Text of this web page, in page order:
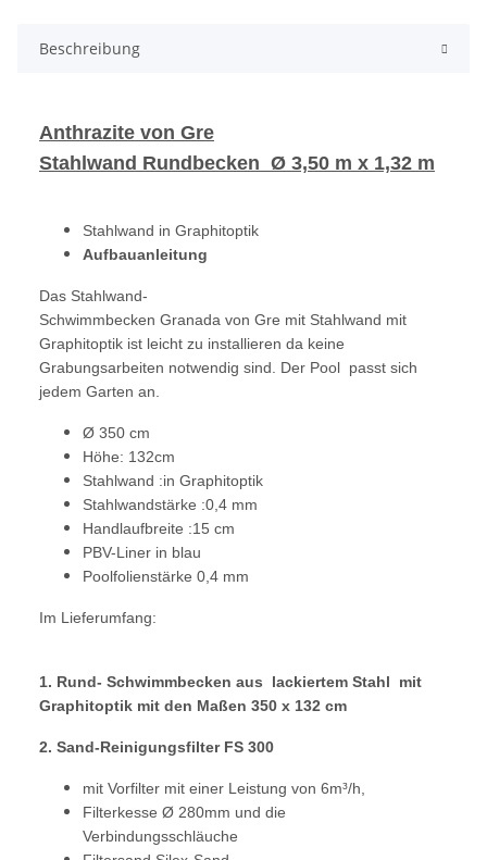
Beschreibung
Anthrazite von Gre
Stahlwand Rundbecken Ø 3,50 m x 1,32 m
Stahlwand in Graphitoptik
Aufbauanleitung
Das Stahlwand-
Schwimmbecken Granada von Gre mit Stahlwand mit
Graphitoptik ist leicht zu installieren da keine
Grabungsarbeiten notwendig sind. Der Pool passt sich
jedem Garten an.
Ø 350 cm
Höhe: 132cm
Stahlwand :in Graphitoptik
Stahlwandstärke :0,4 mm
Handlaufbreite :15 cm
PBV-Liner in blau
Poolfolienstärke 0,4 mm
Im Lieferumfang:
1. Rund- Schwimmbecken aus lackiertem Stahl mit
Graphitoptik mit den Maßen 350 x 132 cm
2. Sand-Reinigungsfilter FS 300
mit Vorfilter mit einer Leistung von 6m³/h,
Filterkesse Ø 280mm und die
Verbindungsschläuche